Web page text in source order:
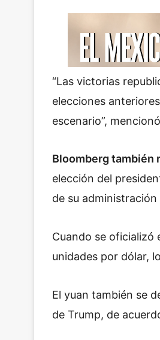
“Las victorias
elecciones
escenario”,
Bloomberg también
elección del
de su
Cuando se oficializó
unidades por dólar,
El yuan también se
de Trump, de